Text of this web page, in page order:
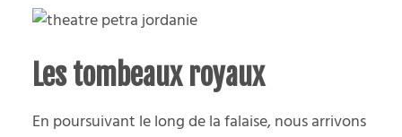
Les tombeaux royaux
En poursuivant le long de la falaise, nous arrivons